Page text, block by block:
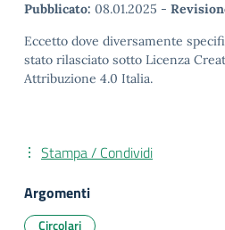
Pubblicato: 08.01.2025 -
Eccetto dove diversamente
stato rilasciato sotto Licenza
Attribuzione 4.0 Italia.
Stampa / Condividi
Argomenti
Circolari